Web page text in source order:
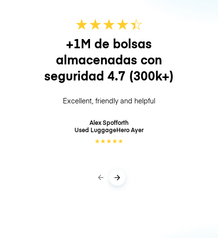
★★★★☆
★
+1M de bolsas
almacenadas con
seguridad 4.7 (300k+)
Excellent, friendly and helpful
Alex Spofforth
Used LuggageHeroAyer
★★★★★